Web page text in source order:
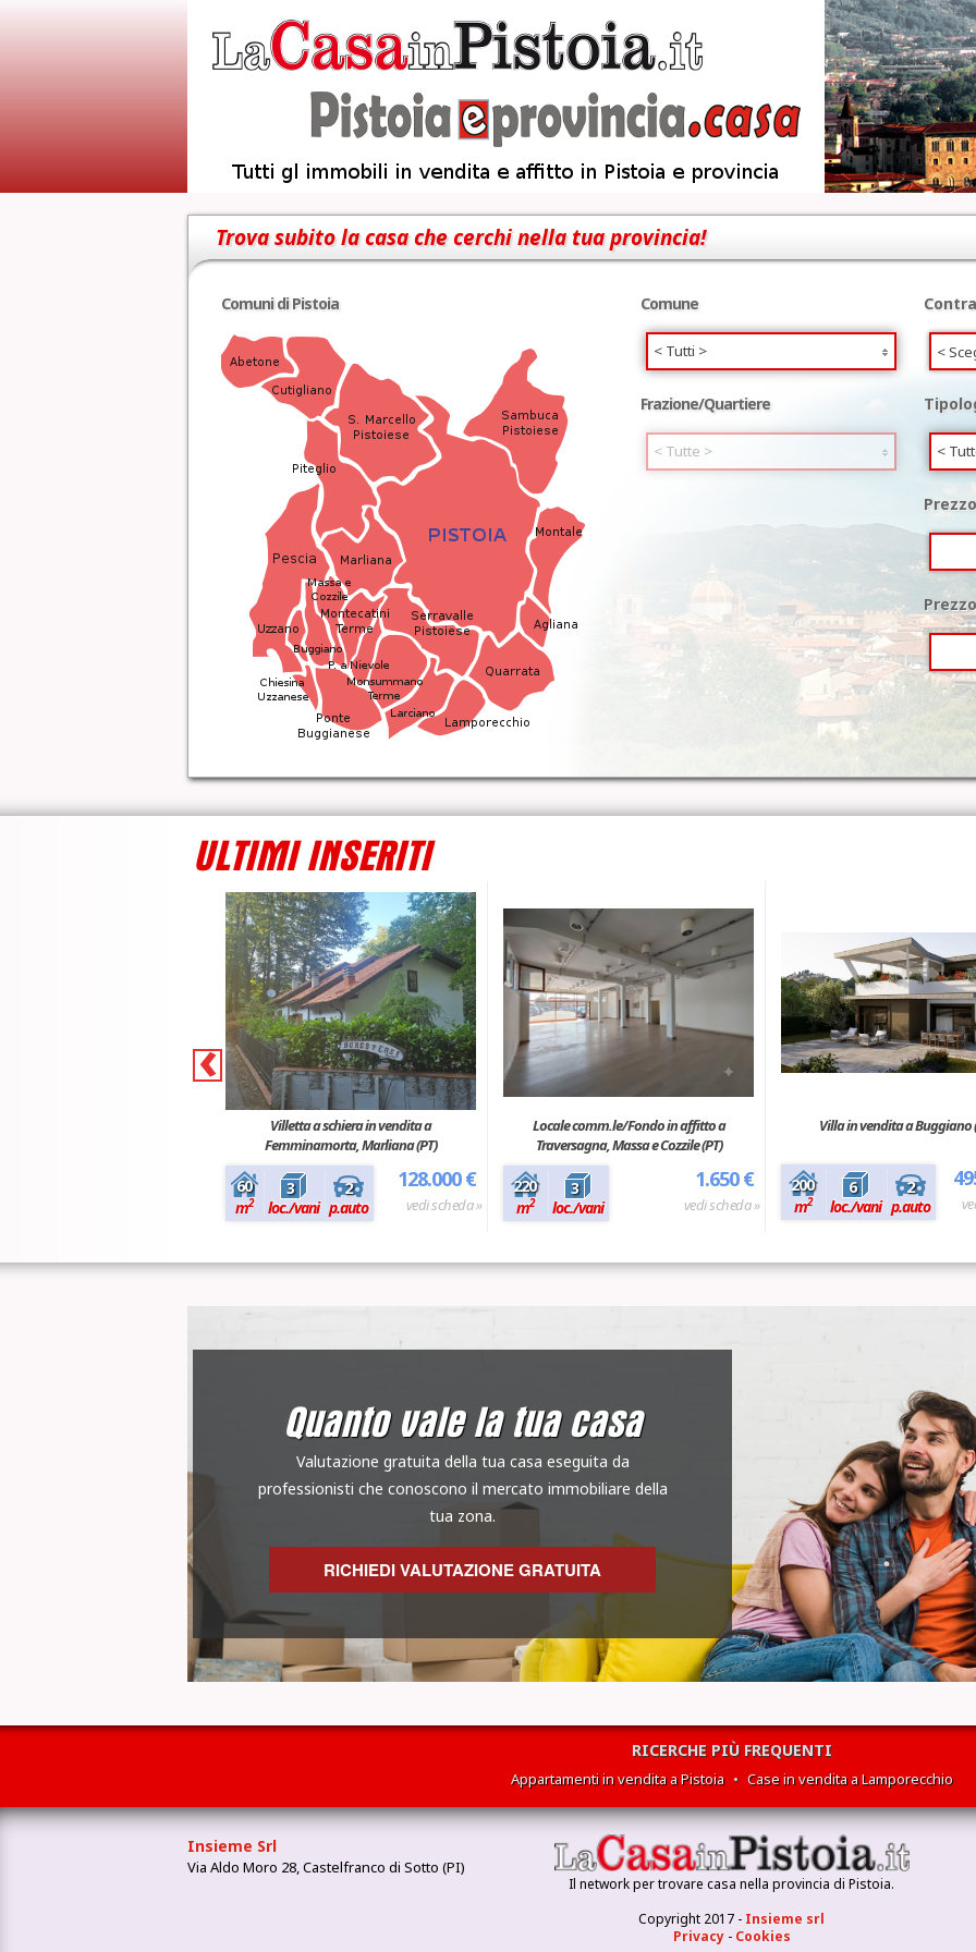
Trova subito la casa che cerchi nella tua provincia!
Comuni di Pistoia Comune
< Tutti >
Frazione/Quartiere
< Tutte > <
ULTIMI INSERITI
Villetta a schiera in vendita a
Femminamorta, Marliana (PT)
60
m2
3
loc./vani
2
p.auto
128.000 €
vedi scheda »
Locale comm.le/Fondo in affitto a
Traversagna, Massa e Cozzile (PT)
220
m2
3
loc./vani
1.650 €
vedi scheda »
Villa in vendita a Buggiano
200
m2
6
loc./vani
2
p.auto
‹
Quanto vale la tua casa
Valutazione gratuita della tua casa eseguita da
professionisti che conoscono il mercato immobiliare della
tua zona.
RICHIEDI VALUTAZIONE GRATUITA
RICERCHE PIÙ FREQUENTI
Appartamenti in vendita a Pistoia • Case in vendita a Lamporecchio
Insieme Srl
Via Aldo Moro 28, Castelfranco di Sotto (PI)
Il network per trovare casa nella provincia di Pistoia.
Copyright 2017 - Insieme srl
Privacy- Cookies